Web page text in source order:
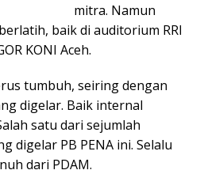
mitra. Namun
baik di auditorium RRI
KONI Aceh.
tumbuh, seiring dengan
digelar. Baik internal
satu dari sejumlah
digelar PB PENA ini. Selalu
dari PDAM.